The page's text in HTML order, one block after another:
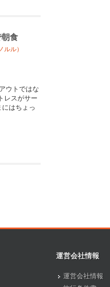
食
ルル）
ウトではな
レスがサー
はちょっ
運営会社情報
運営会社情報